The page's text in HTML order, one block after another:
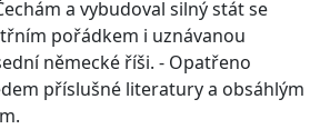
a vybudoval silný stát se
pořádkem i uznávanou
německé říši. - Opatřeno
příslušné literatury a obsáhlým